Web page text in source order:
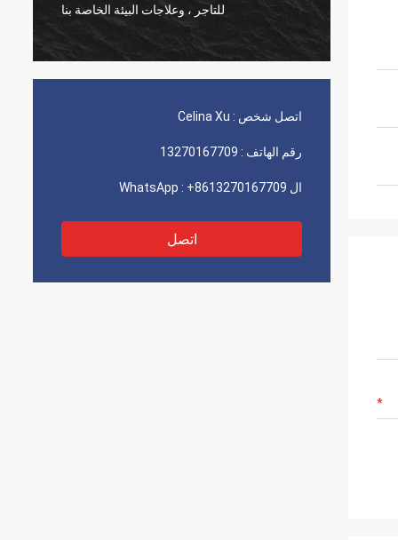
للتاجر ، وعلاجات البيئة الخاصة بنا
اتصل شخص : Celina Xu
رقم الهاتف : 13270167709
ال WhatsApp : +8613270167709
اتصل